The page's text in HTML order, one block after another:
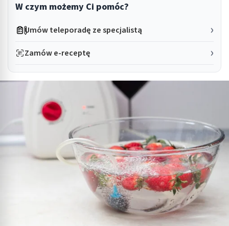
W czym możemy Ci pomóc?
Umów teleporadę ze specjalistą
Zamów e-receptę